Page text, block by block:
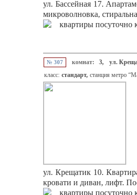
ул. Бассейная 17.
микроволновка,
№ 307 комнат: 3,
ул.
класс: стандарт, станция метро
ул. Крещатик 10.
кровати и диван, лифт.